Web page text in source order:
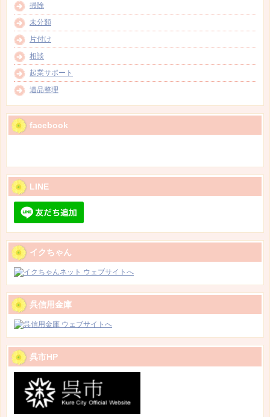
掃除
未分類
片付け
相談
起業サポート
遺品整理
facebook
LINE
イクちゃん
呉信用金庫
呉市HP